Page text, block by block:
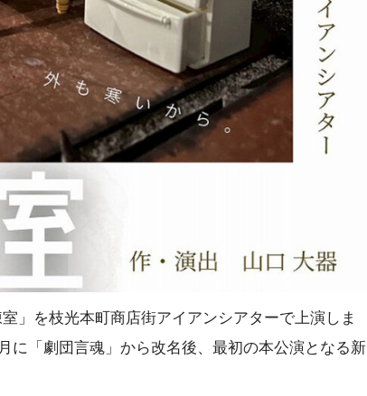
」を枝光本町商店街アイアンシアターで上演しま
に「劇団言魂」から改名後、最初の本公演となる新